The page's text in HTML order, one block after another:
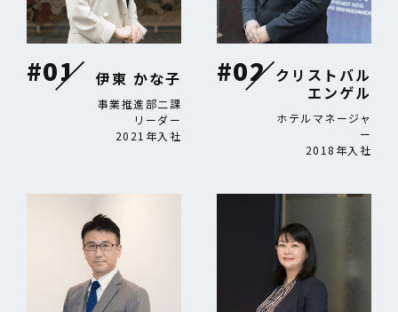
#01 伊東 かな子
事業推進部二課
リーダー
2021年入社
#02 クリストバル
エンゲル
ホテルマネージャ
ー
2018年入社